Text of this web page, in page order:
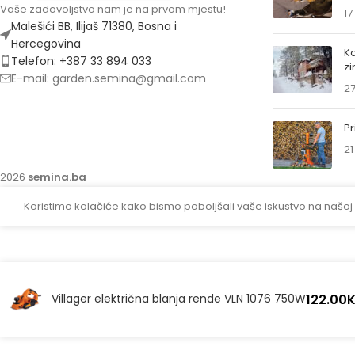
Vaše zadovoljstvo nam je na prvom mjestu!
Malešići BB, Ilijaš 71380, Bosna i
Hercegovina
Telefon: +387 33 894 033
E-mail: garden.semina@gmail.com
2026 semina.ba
Koristimo kolačiće kako bismo poboljšali vaše iskustvo na
Villager električna blanja rende VLN 1076 750W122.00